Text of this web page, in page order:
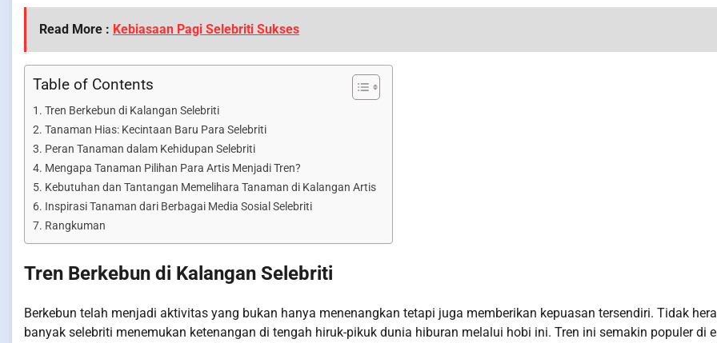
Read More : Kebiasaan Pagi Selebriti Sukses
Table of Contents
Tren Berkebun di Kalangan Selebriti
Tanaman Hias: Kecintaan Baru Para Selebriti
Peran Tanaman dalam Kehidupan Selebriti
Mengapa Tanaman Pilihan Para Artis Menjadi Tren?
Kebutuhan dan Tantangan Memelihara Tanaman di Kalangan Artis
Inspirasi Tanaman dari Berbagai Media Sosial Selebriti
Rangkuman
Tren Berkebun di Kalangan Selebriti
Berkebun telah menjadi aktivitas yang bukan hanya menenangkan tetapi juga memberikan kepuasan tersendiri. Tidak
banyak selebriti menemukan ketenangan di tengah hiruk-pikuk dunia hiburan melalui hobi ini. Tren ini semakin populer di